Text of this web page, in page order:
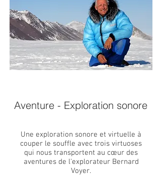
Aventure - Exploration sonore
Une exploration sonore et virtuelle à
couper le souffle avec trois virtuoses
qui nous transportent au cœur des
aventures de l'explorateur Bernard
Voyer.